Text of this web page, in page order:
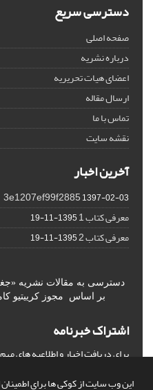
این وب سایت از کوکی ها برای اطمینان
دسترسی سریع
صفحه اصلی
درباره نشریه
اعضای هیات تحریریه
ارسال مقاله
تماس با ما
نقشه سایت
آخرین اخبار
3e1207ef99f28851397-02-03
معرفی کتاب 1 1395-11-19
معرفی کتاب 2 1395-11-19
دسترسی به مقالات نشریه
بر اساس مجوز کرییتیو
اشتراک خبرنامه
برای دریافت اخبار و اطلاعیه های